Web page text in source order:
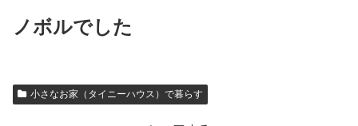
ノボルでした
小さなお家（タイニーハウス）で暮らす